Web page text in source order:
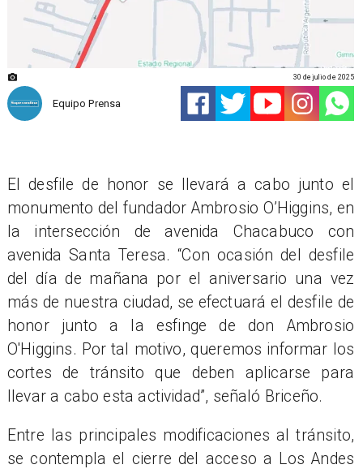
Equipo Prensa
30 de julio de 2025
El desfile de honor se llevará a cabo junto el
monumento del fundador Ambrosio O’Higgins, en
la intersección de avenida Chacabuco con
avenida Santa Teresa. “Con ocasión del desfile
del día de mañana por el aniversario una vez
más de nuestra ciudad, se efectuará el desfile de
honor junto a la esfinge de don Ambrosio
O'Higgins. Por tal motivo, queremos informar los
cortes de tránsito que deben aplicarse para
llevar a cabo esta actividad”, señaló Briceño.
Entre las principales modificaciones al tránsito,
se contempla el cierre del acceso a Los Andes